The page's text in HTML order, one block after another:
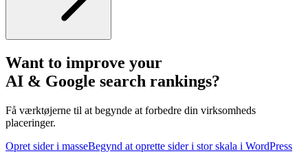
Want to improve your
AI & Google search rankings?
Få værktøjerne til at begynde at forbedre din virksomheds
placeringer.
Opret sider i masseBegynd at oprette sider i stor skala i WordPress